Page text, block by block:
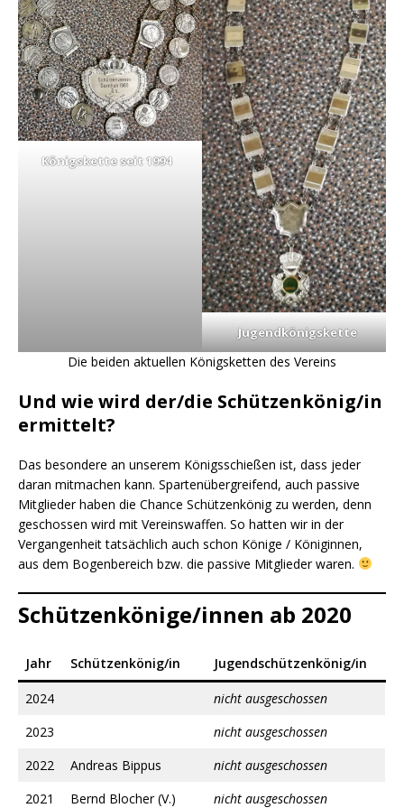
Königskette seit 1994
Jugendkönigskette
Die beiden aktuellen Königsketten des Vereins
Und wie wird der/die Schützenkönig/in
ermittelt?
Das besondere an unserem Königsschießen ist, dass jeder
daran mitmachen kann. Spartenübergreifend, auch passive
Mitglieder haben die Chance Schützenkönig zu werden, denn
geschossen wird mit Vereinswaffen. So hatten wir in der
Vergangenheit tatsächlich auch schon Könige / Königinnen,
aus dem Bogenbereich bzw. die passive Mitglieder waren.
Schützenkönige/innen ab 2020
Jahr Schützenkönig/in Jugendschützenkönig/in
2024
nicht ausgeschossen
2023
nicht ausgeschossen
2022
Andreas Bippus
nicht ausgeschossen
2021
Bernd Blocher (V.)
nicht ausgeschossen